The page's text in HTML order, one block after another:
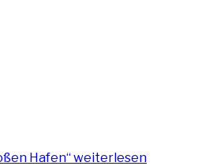
Hafen“weiterlesen